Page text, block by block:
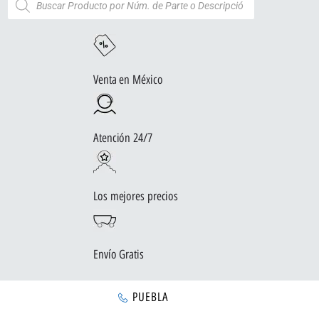
Venta en México
Atención 24/7
Los mejores precios
Envío Gratis
PUEBLA